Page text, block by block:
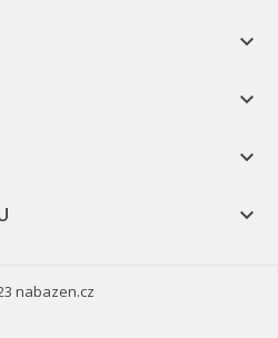




nabazen.cz